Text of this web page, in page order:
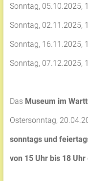
Sonntag, 05.10.2025,
Sonntag, 02.11.2025,
Sonntag, 16.11.2025,
Sonntag, 07.12.2025,
Das Museum im
Ostersonntag,
sonntags und
von 15 Uhr bis 18